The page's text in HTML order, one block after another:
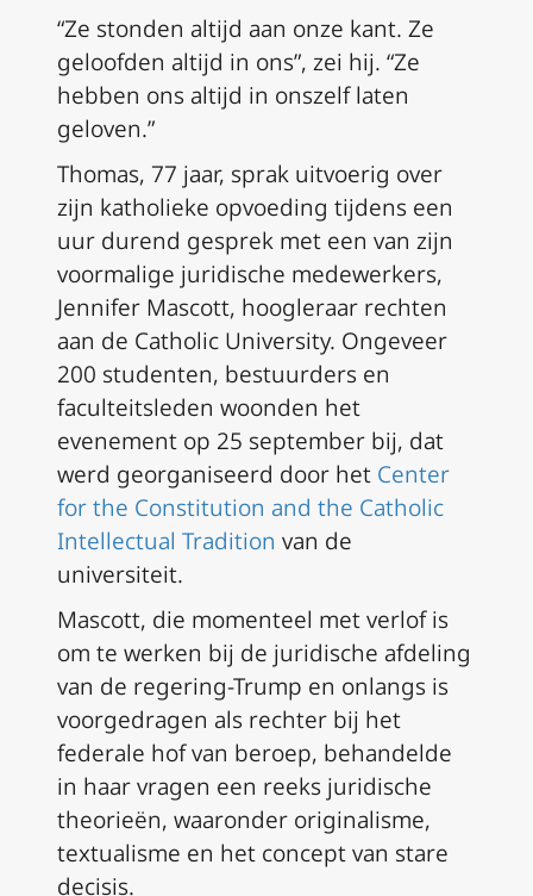
“Ze stonden altijd aan onze kant. Ze
geloofden altijd in ons”, zei hij. “Ze
hebben ons altijd in onszelf laten
geloven.”
Thomas, 77 jaar, sprak uitvoerig over
zijn katholieke opvoeding tijdens een
uur durend gesprek met een van zijn
voormalige juridische medewerkers,
Jennifer Mascott, hoogleraar rechten
aan de Catholic University. Ongeveer
200 studenten, bestuurders en
faculteitsleden woonden het
evenement op 25 september bij, dat
werd georganiseerd door het Center
for the Constitution and the Catholic
Intellectual Tradition van de
universiteit.
Mascott, die momenteel met verlof is
om te werken bij de juridische afdeling
van de regering-Trump en onlangs is
voorgedragen als rechter bij het
federale hof van beroep, behandelde
in haar vragen een reeks juridische
theorieën, waaronder originalisme,
textualisme en het concept van stare
decisis.